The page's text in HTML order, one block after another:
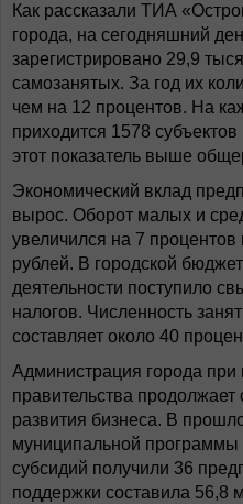
Как рассказали ТИА
города, на сегодняшний
зарегистрировано 29,9
самозанятых. За год их
чем на 12 процентов. На
приходится 1578
этот показатель выше
Экономический вклад
вырос. Оборот малых и
увеличился на 7
рублей. В городской
деятельности поступило
налогов. Численность
составляет около 40
Администрация города при
правительства продолжает
развития бизнеса. В
муниципальной
субсидий получили 36
поддержки составила 56,8